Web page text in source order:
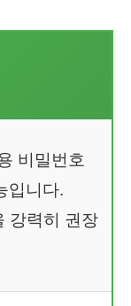
비밀번호
입니다.
강력히 권장